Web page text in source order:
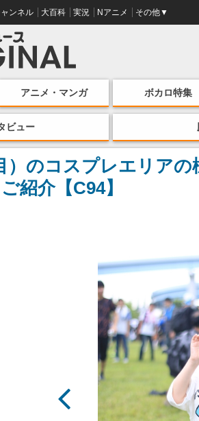
ンネル 大百科 実況 Nアニメ その他▼
アニメ・マンガ ボカロ特集
ビュー
）のコスプレエリア
紹介【C94】